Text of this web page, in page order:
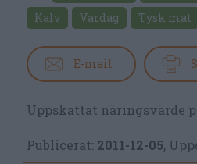
Kalv
Vardag Tysk mat
E-mail
Uppskattat näringsvärde
Publicerat: 2011-12-05,